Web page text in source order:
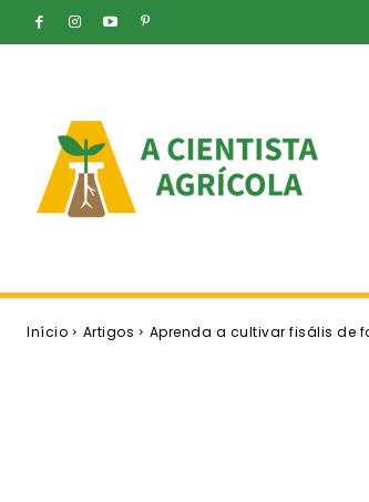
Início Artigos Aprenda a cultivar fisális de